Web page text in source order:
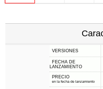
VERSIONES
FECHA DE
LANZAMIENTO
PRECIO
en la fecha de lanzamiento